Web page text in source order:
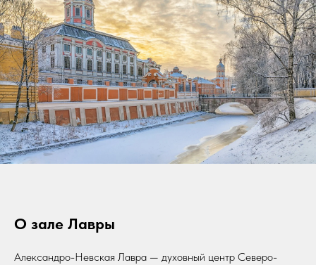
О зале Лавры
Александро-Невская Лавра — духовный центр Северо-